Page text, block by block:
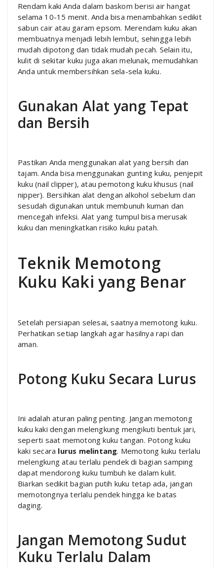
Rendam kaki Anda dalam baskom berisi air hangat
selama 10-15 menit. Anda bisa menambahkan sedikit
sabun cair atau garam epsom. Merendam kuku akan
membuatnya menjadi lebih lembut, sehingga lebih
mudah dipotong dan tidak mudah pecah. Selain itu,
kulit di sekitar kuku juga akan melunak, memudahkan
Anda untuk membersihkan sela-sela kuku.
Gunakan Alat yang Tepat
dan Bersih
Pastikan Anda menggunakan alat yang bersih dan
tajam. Anda bisa menggunakan gunting kuku, penjepit
kuku (nail clipper), atau pemotong kuku khusus (nail
nipper). Bersihkan alat dengan alkohol sebelum dan
sesudah digunakan untuk membunuh kuman dan
mencegah infeksi. Alat yang tumpul bisa merusak
kuku dan meningkatkan risiko kuku patah.
Teknik Memotong
Kuku Kaki yang Benar
Setelah persiapan selesai, saatnya memotong kuku.
Perhatikan setiap langkah agar hasilnya rapi dan
aman.
Potong Kuku Secara Lurus
Ini adalah aturan paling penting. Jangan memotong
kuku kaki dengan melengkung mengikuti bentuk jari,
seperti saat memotong kuku tangan. Potong kuku
kaki secara lurus melintang. Memotong kuku terlalu
melengkung atau terlalu pendek di bagian samping
dapat mendorong kuku tumbuh ke dalam kulit.
Biarkan sedikit bagian putih kuku tetap ada, jangan
memotongnya terlalu pendek hingga ke batas
daging.
Jangan Memotong Sudut
Kuku Terlalu Dalam